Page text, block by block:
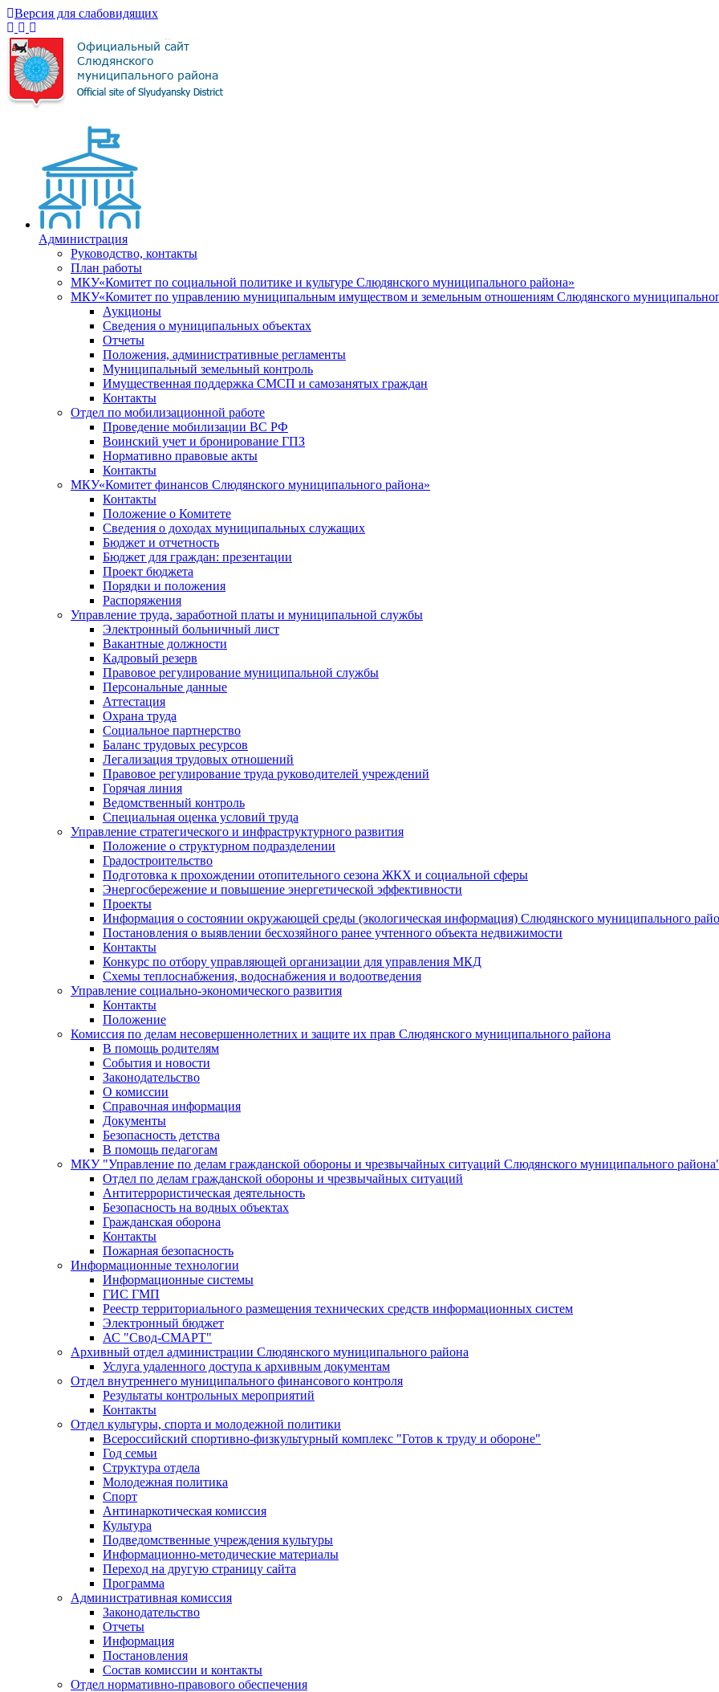
Версия для слабовидящих
Администрация
Руководство, контакты
План работы
МКУ«Комитет по социальной политике и культуре Слюдянского муниципального района»
МКУ«Комитет по управлению муниципальным имуществом и земельным отношениям Слюдянского
Аукционы
Сведения о муниципальных объектах
Отчеты
Положения, административные регламенты
Муниципальный земельный контроль
Имущественная поддержка СМСП и самозанятых граждан
Контакты
Отдел по мобилизационной работе
Проведение мобилизации ВС РФ
Воинский учет и бронирование ГПЗ
Нормативно правовые акты
Контакты
МКУ«Комитет финансов Слюдянского муниципального района»
Контакты
Положение о Комитете
Сведения о доходах муниципальных служащих
Бюджет и отчетность
Бюджет для граждан: презентации
Проект бюджета
Порядки и положения
Распоряжения
Управление труда, заработной платы и муниципальной службы
Электронный больничный лист
Вакантные должности
Кадровый резерв
Правовое регулирование муниципальной службы
Персональные данные
Аттестация
Охрана труда
Социальное партнерство
Баланс трудовых ресурсов
Легализация трудовых отношений
Правовое регулирование труда руководителей учреждений
Горячая линия
Ведомственный контроль
Специальная оценка условий труда
Управление стратегического и инфраструктурного развития
Положение о структурном подразделении
Градостроительство
Подготовка к прохождении отопительного сезона ЖКХ и социальной сферы
Энергосбережение и повышение энергетической эффективности
Проекты
Информация о состоянии окружающей среды (экологическая информация) Слюдянского муниципального
Постановления о выявлении бесхозяйного ранее учтенного объекта недвижимости
Контакты
Конкурс по отбору управляющей организации для управления МКД
Схемы теплоснабжения, водоснабжения и водоотведения
Управление социально-экономического развития
Контакты
Положение
Комиссия по делам несовершеннолетних и защите их прав Слюдянского муниципального района
В помощь родителям
События и новости
Законодательство
О комиссии
Справочная информация
Документы
Безопасность детства
В помощь педагогам
МКУ "Управление по делам гражданской обороны и чрезвычайных ситуаций Слюдянского муниципального
Отдел по делам гражданской обороны и чрезвычайных ситуаций
Антитеррористическая деятельность
Безопасность на водных объектах
Гражданская оборона
Контакты
Пожарная безопасность
Информационные технологии
Информационные системы
ГИС ГМП
Реестр территориального размещения технических средств информационных систем
Электронный бюджет
АС "Свод-СМАРТ"
Архивный отдел администрации Слюдянского муниципального района
Услуга удаленного доступа к архивным документам
Отдел внутреннего муниципального финансового контроля
Результаты контрольных мероприятий
Контакты
Отдел культуры, спорта и молодежной политики
Всероссийский спортивно-физкультурный комплекс "Готов к труду и обороне"
Год семьи
Структура отдела
Молодежная политика
Спорт
Антинаркотическая комиссия
Культура
Подведомственные учреждения культуры
Информационно-методические материалы
Переход на другую страницу сайта
Программа
Административная комиссия
Законодательство
Отчеты
Информация
Постановления
Состав комиссии и контакты
Отдел нормативно-правового обеспечения